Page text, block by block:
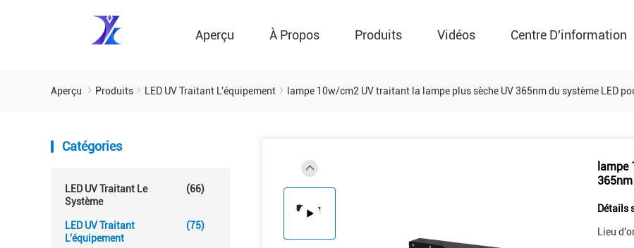
Aperçu À Propos Produits Vidéos Centre D'information
Aperçu Produits LED UV Traitant L'équipement lampe 10w/cm2 UV traitant la lampe plus sèche UV 365nm du système LED
Catégories
LED UV Traitant Le
Système
(66)
LED UV Traitant
L'équipement
(75)
lampe
Détails
Lieu